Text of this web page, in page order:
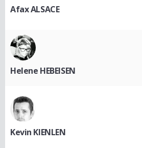
Afax ALSACE
Helene HEBEISEN
Kevin KIENLEN